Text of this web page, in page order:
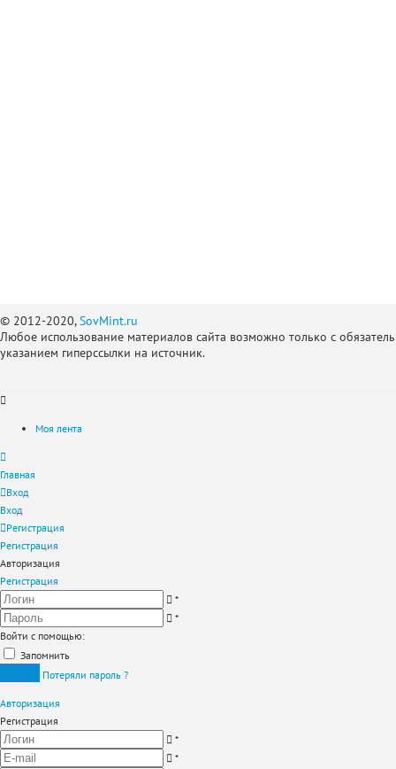
© 2012-2020,SovMint.ru
Любое использование материалов сайта возможно только с
указанием гиперссылки на источник.
Моя лента
Главная
Вход
Вход
Регистрация
Регистрация
Авторизация
Регистрация
*
*
Войти с помощью:
Запомнить
Потеряли пароль ?
Авторизация
Регистрация
*
*